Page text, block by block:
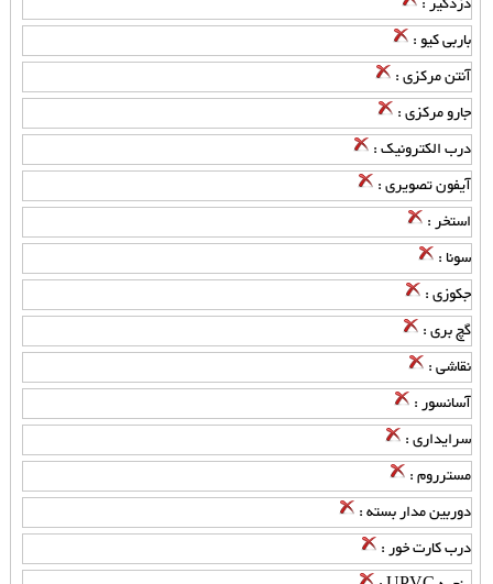
باربی کیو :
آنتن مرکزی :
جارو مرکزی :
درب الکترونیک :
آیفون تصویری :
استخر :
سونا :
جکوزی :
گچ بری :
نقاشی :
آسانسور :
سرایداری :
مسترروم :
دوربین مدار بسته :
درب کارت خور :